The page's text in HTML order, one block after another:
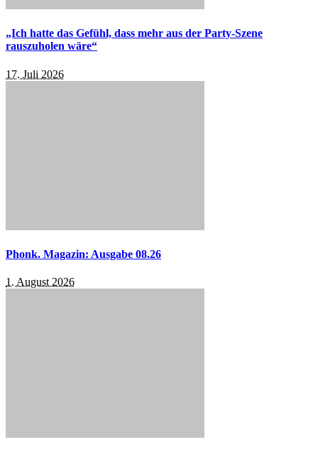
„Ich hatte das Gefühl, dass mehr aus der Party-Szene
rauszuholen wäre“
17. Juli 2026
Phonk. Magazin: Ausgabe 08.26
1. August 2026